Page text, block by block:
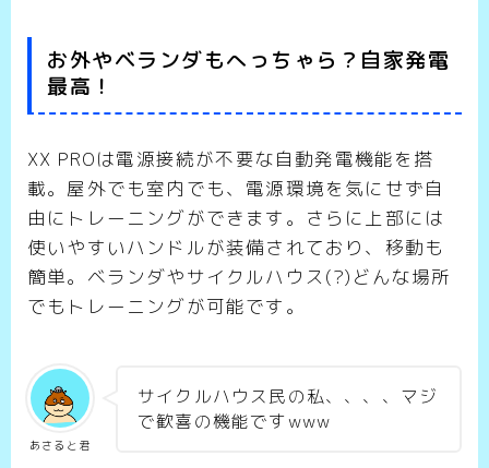
お外やベランダもへっちゃら？自家発電
最高！
XX PROは電源接続が不要な自動発電機能を搭
載。屋外でも室内でも、電源環境を気にせず自
由にトレーニングができます。さらに上部には
使いやすいハンドルが装備されており、移動も
簡単。ベランダやサイクルハウス(?)どんな場所
でもトレーニングが可能です。
あさると君
サイクルハウス民の私、、、、マジ
で歓喜の機能ですwww